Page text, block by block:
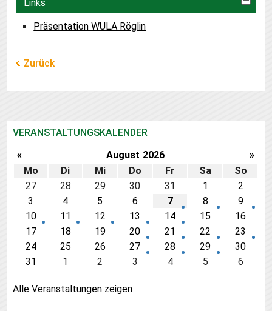
Links
Präsentation WULA Röglin
Zurück
VERANSTALTUNGSKALENDER
«
August 2026
»
Mo
Di Mi Do Fr Sa
So
27
28 29 30 31 1
2
3
4 5 6 7 8
9
10
11 12 13 14 15
16
17
18 19 20 21 22
23
24
25 26 27 28 29
30
31
1 2 3 4 5 6
Alle Veranstaltungen zeigen